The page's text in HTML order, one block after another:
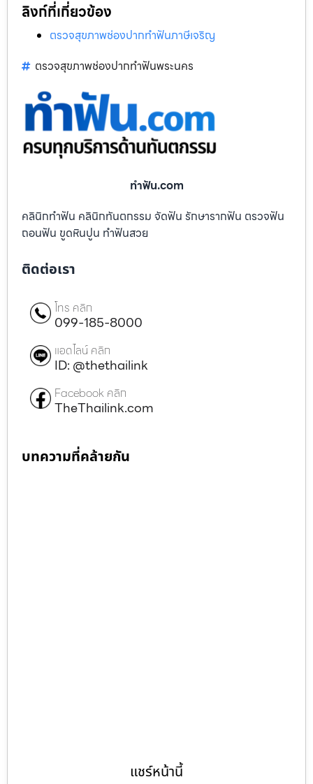
ลิงก์ที่เกี่ยวข้อง
ตรวจสุขภาพช่องปากทำฟันภาษีเจริญ
ตรวจสุขภาพช่องปากทำฟันพระนคร
ทําฟัน.com
คลินิกทำฟัน คลินิกทันตกรรม จัดฟัน รักษารากฟัน ตรวจฟัน
ถอนฟัน ขูดหินปูน ทำฟันสวย
ติดต่อเรา
โทร คลิก
099-185-8000
แอดไลน์ คลิก
ID: @thethailink
Facebook คลิก
TheThailink.com
บทความที่คล้ายกัน
แชร์หน้านี้